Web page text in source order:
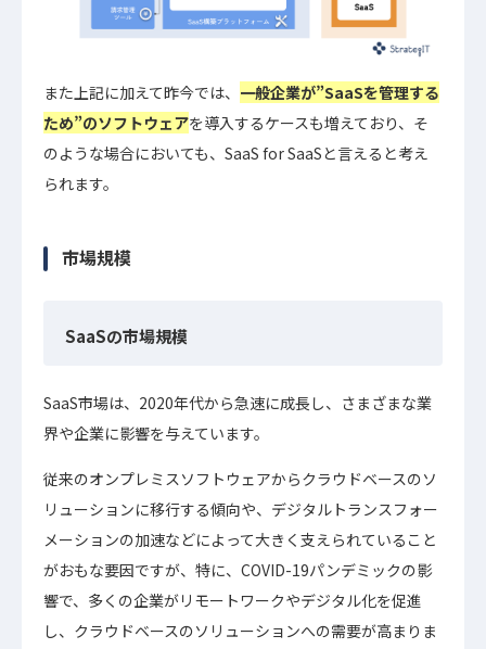
また上記に加えて昨今では、 一般企業が”SaaSを管理する
ため”のソフトウェアを導入するケースも増えており、そ
のような場合においても、SaaS for SaaSと言えると考え
られます。
市場規模
SaaSの市場規模
SaaS市場は、2020年代から急速に成長し、さまざまな業
界や企業に影響を与えています。
従来のオンプレミスソフトウェアからクラウドベースのソ
リューションに移行する傾向や、デジタルトランスフォー
メーションの加速などによって大きく支えられていること
がおもな要因ですが、特に、COVID-19パンデミックの影
響で、多くの企業がリモートワークやデジタル化を促進
し、クラウドベースのソリューションへの需要が高まりま